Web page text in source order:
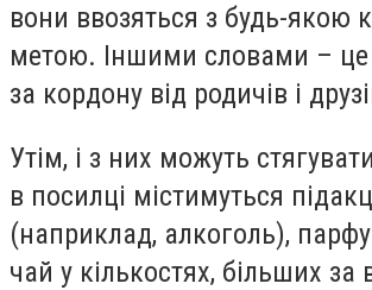
вони ввозяться з будь-якою
метою. Іншими словами – це
за кордону від родичів і
Утім, і з них можуть
в посилці містимуться
(наприклад, алкоголь),
чай у кількостях, більших за